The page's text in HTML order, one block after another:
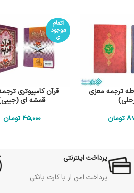
ترجمه معزی
تومان
اتمام
موجود
ی
قرآن کامپیوتری
قمشه ای
45٬000تومان
پرداخت اینترنتی
پرداخت امن از با کارت بانکی